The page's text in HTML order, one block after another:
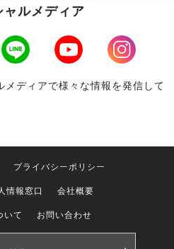
ャルメディア
LINE Youtube
Instagram
ディアで様々な情報を発信して
プライバシーポリシー
情報窓口
会社概要
いて
お問い合わせ